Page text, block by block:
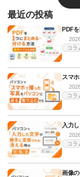
最近の投稿
PDF
コラ
スマ
コラ
入力
コラ
画像